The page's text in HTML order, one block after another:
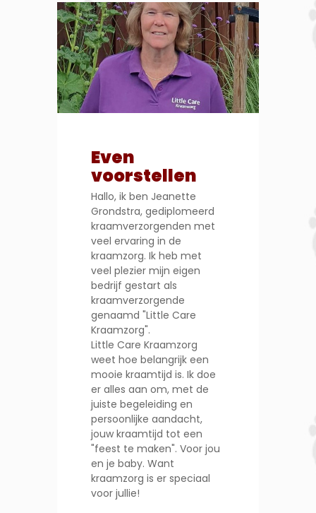
Even
voorstellen
Hallo, ik ben Jeanette
Grondstra, gediplomeerd
kraamverzorgenden met
veel ervaring in de
kraamzorg. Ik heb met
veel plezier mijn eigen
bedrijf gestart als
kraamverzorgende
genaamd "Little Care
Kraamzorg".
Little Care Kraamzorg
weet hoe belangrijk een
mooie kraamtijd is. Ik doe
er alles aan om, met de
juiste begeleiding en
persoonlijke aandacht,
jouw kraamtijd tot een
"feest te maken". Voor jou
en je baby. Want
kraamzorg is er speciaal
voor jullie!